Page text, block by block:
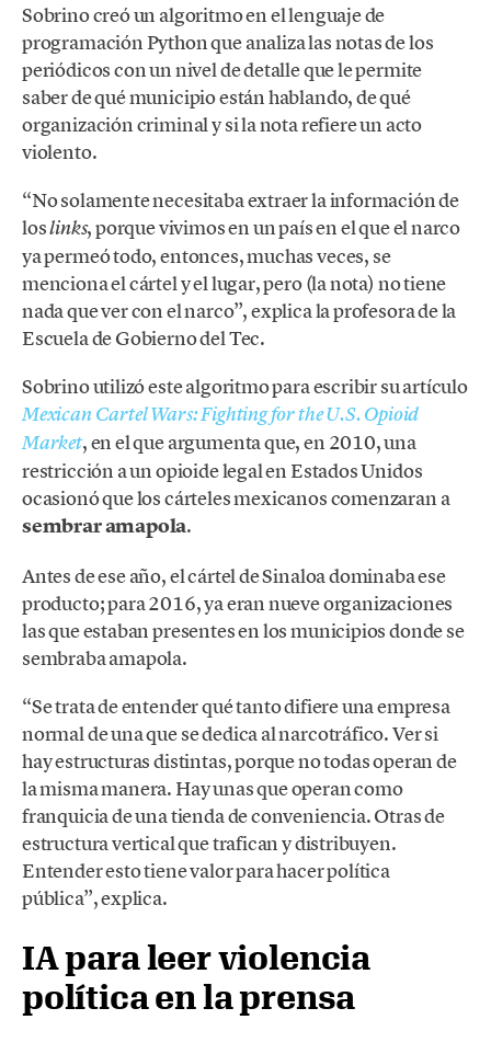
Sobrino creó un algoritmo en el lenguaje de
programación Python que analiza las notas de los
periódicos con un nivel de detalle que le permite
saber de qué municipio están hablando, de qué
organización criminal y si la nota refiere un acto
violento.
“No solamente necesitaba extraer la información de
loslinks, porque vivimos en un país en el que el narco
ya permeó todo, entonces, muchas veces, se
menciona el cártel y el lugar, pero (la nota) no tiene
nada que ver con el narco”, explica la profesora de la
Escuela de Gobierno del Tec.
Sobrino utilizó este algoritmo para escribir su artículo
Mexican Cartel Wars: Fighting for the U.S. Opioid
Market, en el que argumenta que, en 2010, una
restricción a un opioide legal en Estados Unidos
ocasionó que los cárteles mexicanos comenzaran a
sembrar amapola.
Antes de ese año, el cártel de Sinaloa dominaba ese
producto; para 2016, ya eran nueve organizaciones
las que estaban presentes en los municipios donde se
sembraba amapola.
“Se trata de entender qué tanto difiere una empresa
normal de una que se dedica al narcotráfico. Ver si
hay estructuras distintas, porque no todas operan de
la misma manera. Hay unas que operan como
franquicia de una tienda de conveniencia. Otras de
estructura vertical que trafican y distribuyen.
Entender esto tiene valor para hacer política
pública”, explica.
IA para leer violencia
política en la prensa